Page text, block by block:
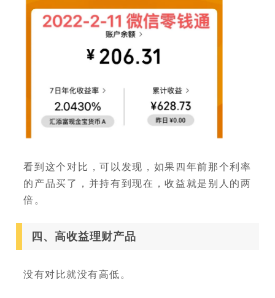
看到这个对比，可以发现，如果四年前那个利率
的产品买了，并持有到现在，收益就是别人的两
倍。
四、高收益理财产品
没有对比就没有高低。